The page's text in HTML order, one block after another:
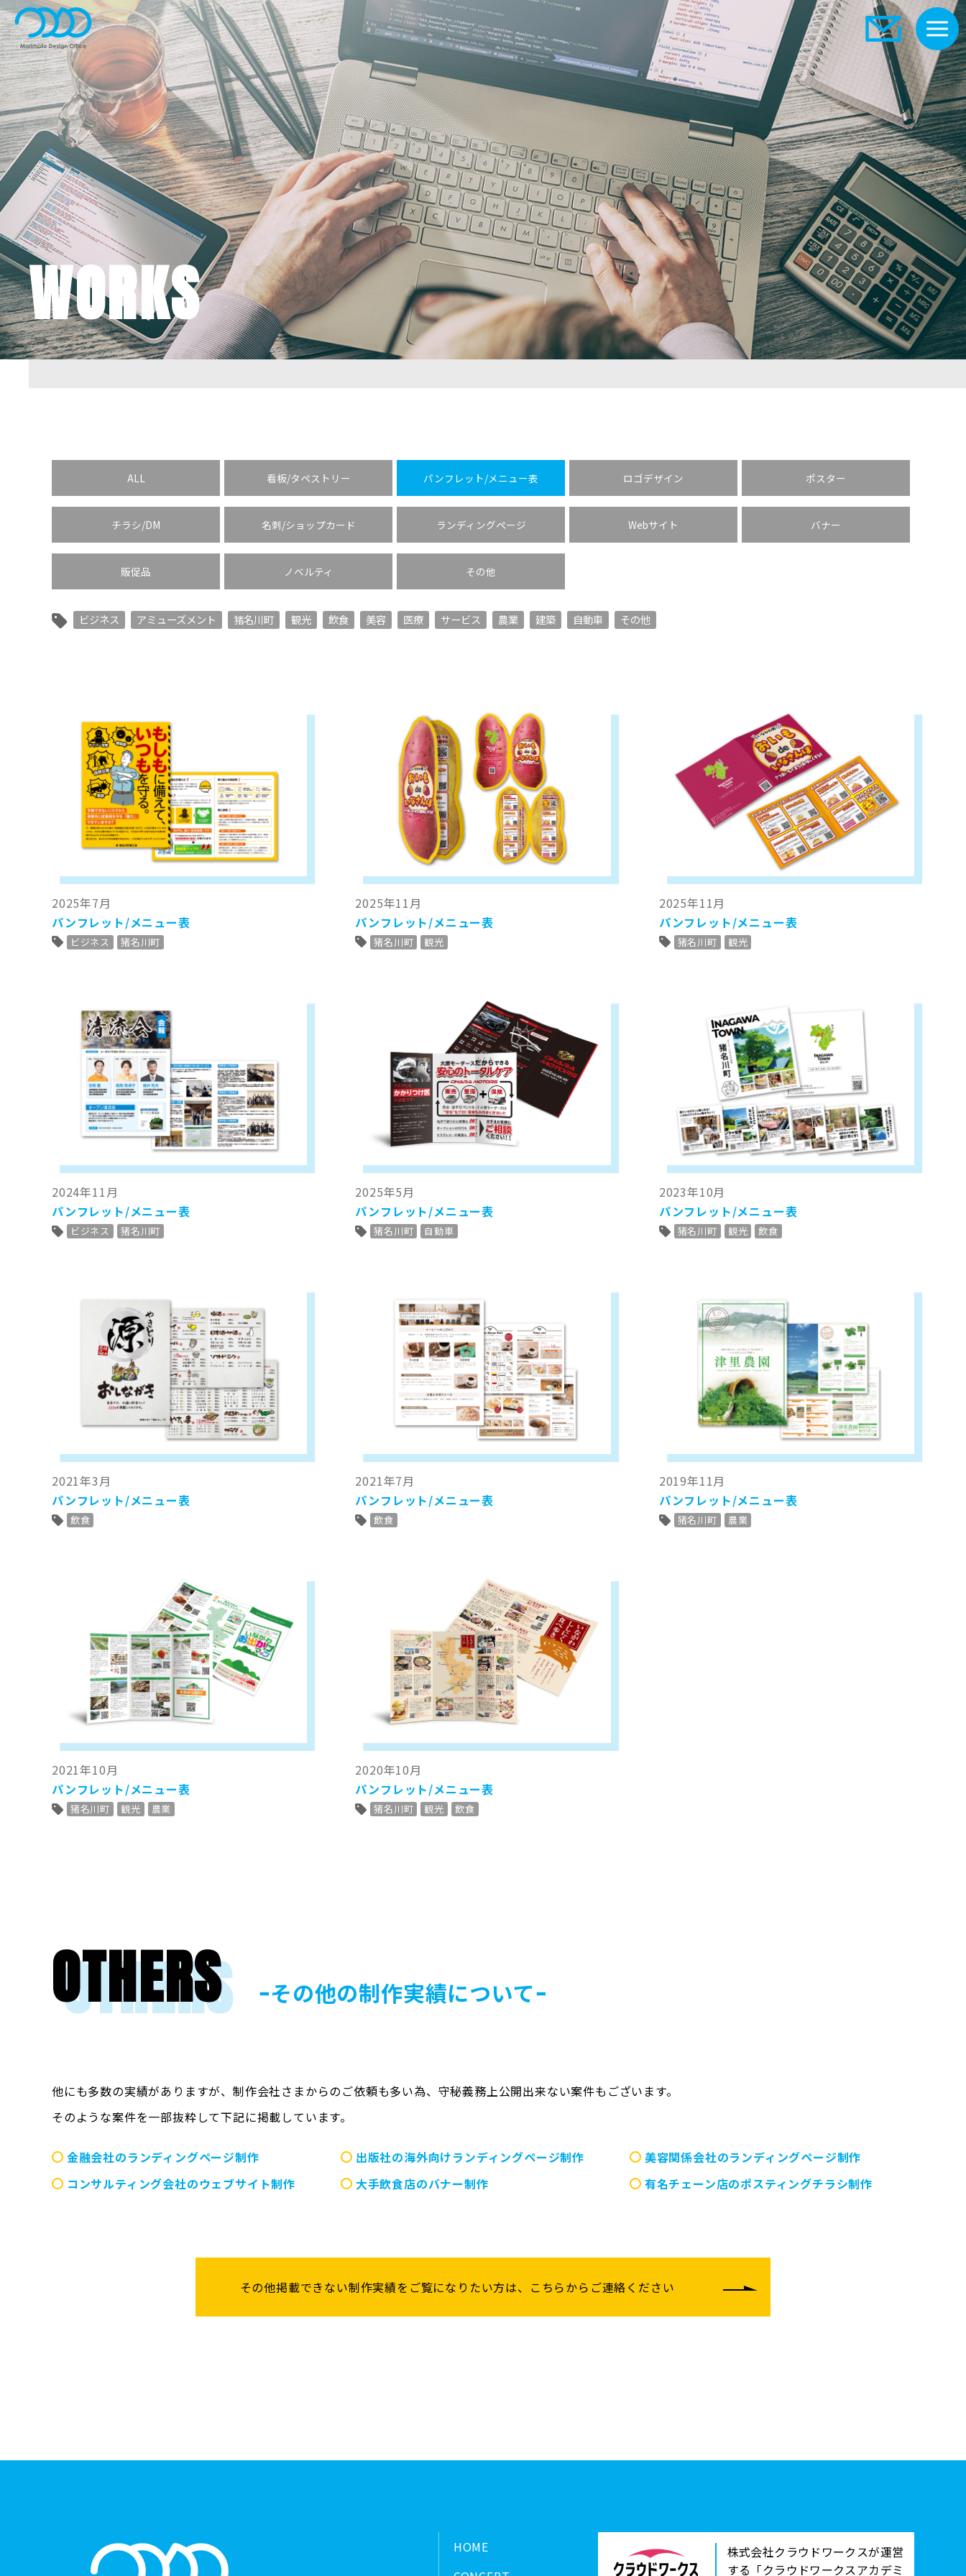
WORKS
ALL 看板/タペストリー パンフレット/メニュー表 ロゴデザイン ポスター
チラシ/DM 名刺/ショップカード ランディングページ Webサイト バナー
販促品 ノベルティ その他
ビジネス アミューズメント 猪名川町 観光 飲食 美容 医療 サービス 農業 建築 自動車 その他
2025年7月
パンフレット/メニュー表
ビジネス 猪名川町
2025年11月
パンフレット/メニュー表
猪名川町 観光
2025年11月
パンフレット/メニュー表
猪名川町 観光
2024年11月
パンフレット/メニュー表
ビジネス 猪名川町
2025年5月
パンフレット/メニュー表
猪名川町 自動車
2023年10月
パンフレット/メニュー表
猪名川町 観光 飲食
2021年3月
パンフレット/メニュー表
飲食
2021年7月
パンフレット/メニュー表
飲食
2019年11月
パンフレット/メニュー表
猪名川町 農業
2021年10月
パンフレット/メニュー表
猪名川町 観光 農業
2020年10月
パンフレット/メニュー表
猪名川町 観光 飲食
OTHERS ｰその他の制作実績についてｰ
他にも多数の実績がありますが、制作会社さまからのご依頼も多い為、守秘義務上公開出来ない案件もございます。
そのような案件を一部抜粋して下記に掲載しています。
金融会社のランディングページ制作 出版社の海外向けランディングページ制作
美容関係会社のランディングページ制作
コンサルティング会社のウェブサイト制作
大手飲食店のバナー制作 有名チェーン店のポスティングチラシ制作
その他掲載できない制作実績を ご覧になりたい方は、 こちらからご連絡ください
HOME
株式会社クラウドワークスが運営
する「クラウドワークスアカデミ